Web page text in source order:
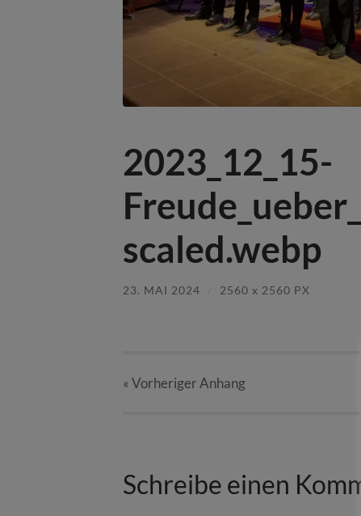
2023_12_15-
scaled.webp
23. MAI 2024 2560 x 2560 PX
« VorherigerAnhang
Schreibe einen